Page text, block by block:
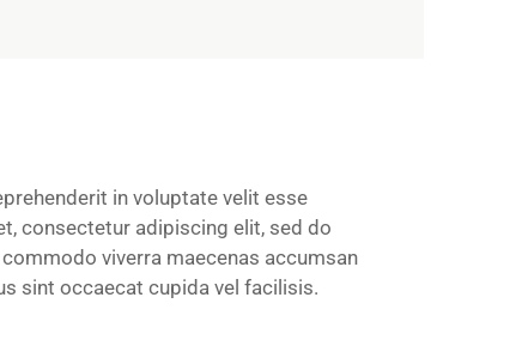
in voluptate velit esse
consectetur adipiscing elit, sed do
viverra maecenas accumsan
sint occaecat cupida vel facilisis.